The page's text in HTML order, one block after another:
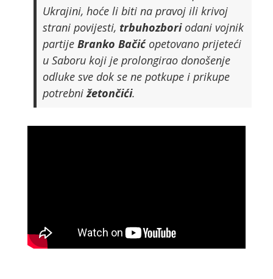
Ukrajini, hoće li biti na pravoj ili krivoj
strani povijesti, trbuhozboriodani vojnik
partije Branko Bačićopetovano prijeteći
u Saboru koji je prolongirao donošenje
odluke sve dok se ne potkupe i prikupe
potrebnižetončići.